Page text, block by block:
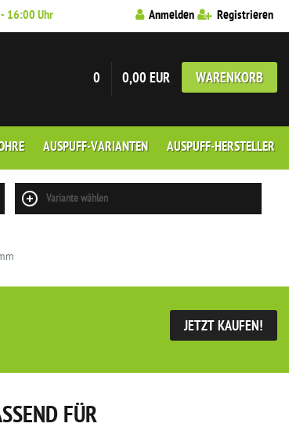
16:00 Uhr Anmelden Registrieren
0 0,00 EUR WARENKORB
AUSPUFF-VARIANTEN AUSPUFF-HERSTELLER
Variante wählen
JETZT KAUFEN!
FÜR